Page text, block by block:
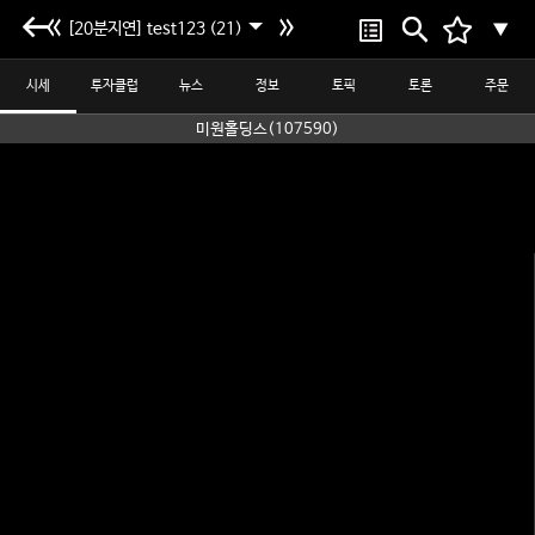
[20분지연] test123 (21) ▼
시세 투자클럽 뉴스 정보 토픽 토론 주문
미원홀딩스(107590)